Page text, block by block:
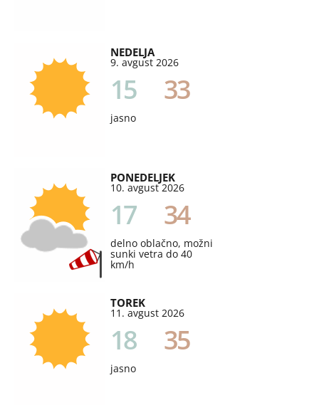
NEDELJA
9. avgust 2026
15 33
jasno
PONEDELJEK
10. avgust 2026
17 34
delno oblačno, možni
sunki vetra do 40
km/h
TOREK
11. avgust 2026
18 35
jasno